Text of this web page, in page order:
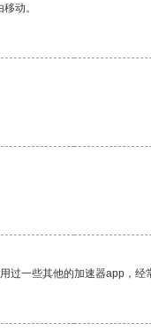
动。
一些其他的加速器app，经